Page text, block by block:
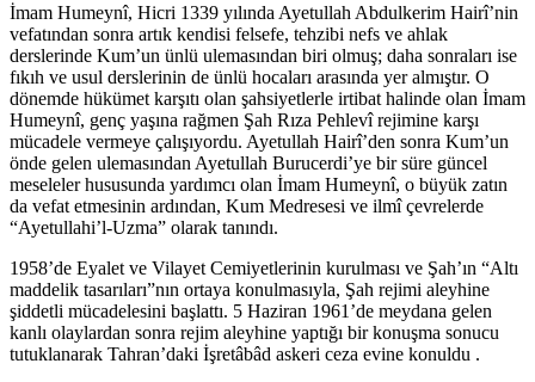
İmam Humeynî, Hicri 1339 yılında Ayetullah Abdulkerim Hairî’nin
vefatından sonra artık kendisi felsefe, tehzibi nefs ve ahlak
derslerinde Kum’un ünlü ulemasından biri olmuş; daha sonraları ise
fıkıh ve usul derslerinin de ünlü hocaları arasında yer almıştır. O
dönemde hükümet karşıtı olan şahsiyetlerle irtibat halinde olan İmam
Humeynî, genç yaşına rağmen Şah Rıza Pehlevî rejimine karşı
mücadele vermeye çalışıyordu. Ayetullah Hairî’den sonra Kum’un
önde gelen ulemasından Ayetullah Burucerdi’ye bir süre güncel
meseleler hususunda yardımcı olan İmam Humeynî, o büyük zatın
da vefat etmesinin ardından, Kum Medresesi ve ilmî çevrelerde
“Ayetullahi’l-Uzma” olarak tanındı.
1958’de Eyalet ve Vilayet Cemiyetlerinin kurulması ve Şah’ın “Altı
maddelik tasarıları”nın ortaya konulmasıyla, Şah rejimi aleyhine
şiddetli mücadelesini başlattı. 5 Haziran 1961’de meydana gelen
kanlı olaylardan sonra rejim aleyhine yaptığı bir konuşma sonucu
tutuklanarak Tahran’daki İşretâbâd askeri ceza evine konuldu .